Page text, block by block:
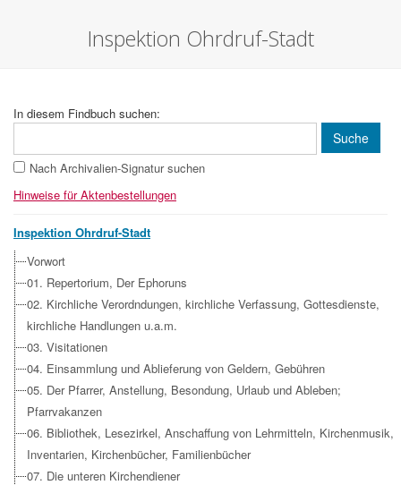
Inspektion Ohrdruf-Stadt
In diesem Findbuch suchen:
Nach Archivalien-Signatur suchen
Hinweise für Aktenbestellungen
Inspektion Ohrdruf-Stadt
Vorwort
01. Repertorium, Der Ephoruns
02. Kirchliche Verordndungen, kirchliche Verfassung, Gottesdienste,
kirchliche Handlungen u.a.m.
03. Visitationen
04. Einsammlung und Ablieferung von Geldern, Gebühren
05. Der Pfarrer, Anstellung, Besondung, Urlaub und Ableben;
Pfarrvakanzen
06. Bibliothek, Lesezirkel, Anschaffung von Lehrmitteln, Kirchenmusik,
Inventarien, Kirchenbücher, Familienbücher
07. Die unteren Kirchendiener